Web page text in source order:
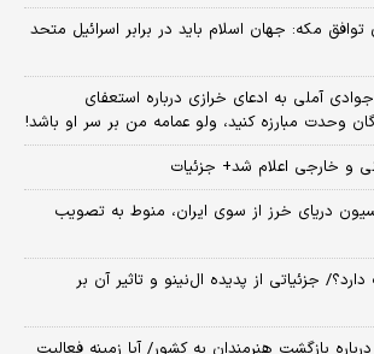
مکه: جهان اسلام باید در برابر اسرائیل متحد
آملی به ادعای خرازی درباره استعفای
وحدت مبارزه کنید، ولو عمامه من بر سر او باشد!
و خارجی اعلام شد+ جزئیات
دریای خرز از سوی ایران، منوط به تصویب
جزئیاتی از پدیده ال‌نینو و تاثیر آن بر